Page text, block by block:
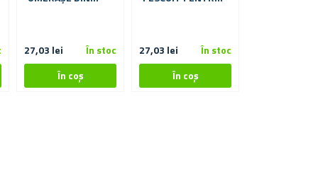
27,03 lei
În stoc 27,03 lei În stoc